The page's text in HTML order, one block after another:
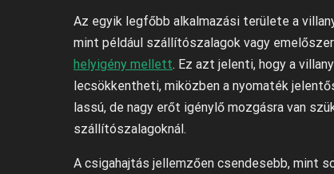
Az egyik legfőbb alkalmazási területe a
mint például szállítószalagok vagy
helyigény mellett. Ez azt jelenti, hogy a
lecsökkentheti, miközben a nyomaték
lassú, de nagy erőt igénylő mozgásra van
szállítószalagoknál.
A csigahajtás jellemzően csendesebb, mint